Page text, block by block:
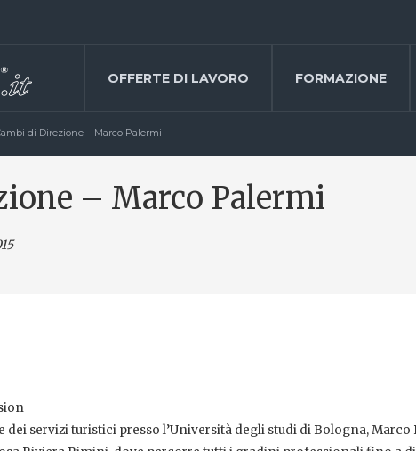
OFFERTE DI LAVORO FORMAZIONE
di Direzione – Marco Palermi
– Marco Palermi
servizi turistici presso l’Università degli studi di Bologna, Marco